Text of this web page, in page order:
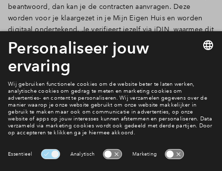
beantwoord, dan kan je de contracten aanvragen. Deze
worden voor je klaargezet in je Mijn Eigen Huis en worden
digitaal ondertekend. Je verifieert jezelf via iDIN, waarmee dit
proces correct en veilig verloopt. Heb je alle stappen
doorlopen? Gefeliciteerd! Je hebt je droomwoning gekocht.
Zie jij het helemaal voor je? Lees dan nu alles over de
woningen.
Naar de woningen